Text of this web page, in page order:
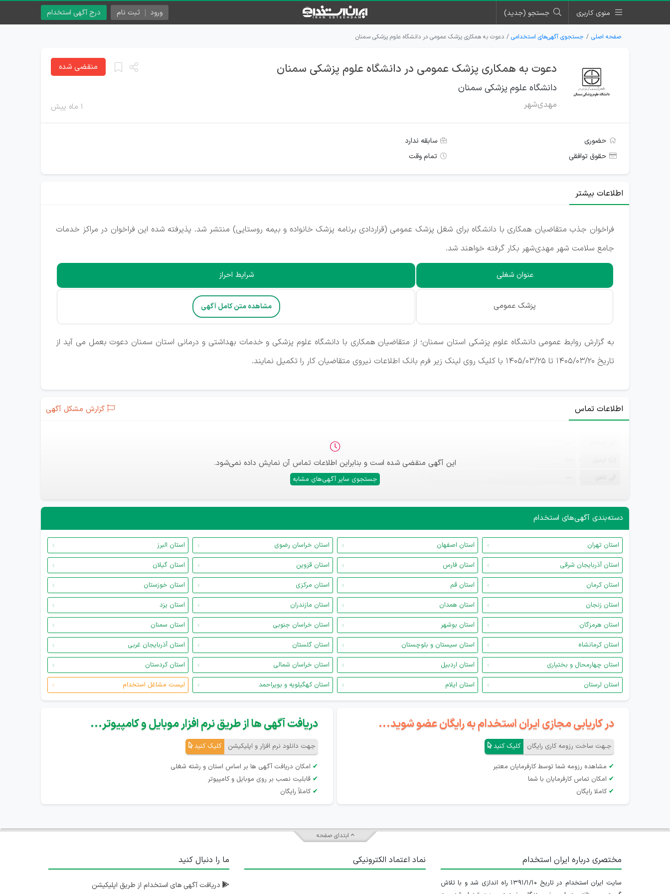
منوی کاربری جستجو (جدید) درج آگهی استخدام ورود ثبت نام
صفحه اصلی جستجوی آگهی‌های استخدامی دعوت به همکاری پزشک عمومی در دانشگاه علوم پزشکی سمنان
دعوت به همکاری پزشک عمومی در دانشگاه علوم پزشکی سمنان
دانشگاه علوم پزشکی سمنان
مهدی‌شهر ۱ ماه پیش
منقضی شده
حضوری
سابقه ندارد
حقوق توافقی
تمام وقت
اطلاعات بیشتر
فراخوان جذب متقاضیان همکاری با دانشگاه برای شغل پزشک عمومی (قراردادی برنامه پزشک خانواده و بیمه روستایی) منتشر شد. پذیرفته شده این فراخوان در مراکز خدمات
جامع سلامت شهر مهدی‌شهر بکار گرفته خواهند شد.
عنوان شغلی شرایط احراز
پزشک عمومی مشاهده متن کامل آگهی
به گزارش روابط عمومی دانشگاه علوم پزشکی استان سمنان؛ از متقاضیان همکاری با دانشگاه علوم پزشکی و خدمات بهداشتی و درمانی استان سمنان دعوت بعمل می آید از
تاریخ 1405/03/20 تا 1405/03/25 با کلیک روی لینک زیر فرم بانک اطلاعات نیروی متقاضیان کار را تکمیل نمایند.
اطلاعات تماس گزارش مشکل آگهی
این آگهی منقضی شده است و بنابراین اطلاعات تماس آن نمایش داده نمی‌شود.
جستجوی سایر آگهی‌های مشابه
دسته‌بندی آگهی‌های استخدام
استان تهران استان اصفهان استان خراسان رضوی
استان البرز
استان آذربایجان شرقی
استان فارس استان قزوین
استان گیلان
استان کرمان
استان قم استان مرکزی
استان خوزستان
استان زنجان
استان همدان استان مازندران
استان یزد
استان هرمزگان
استان بوشهر استان خراسان جنوبی
استان سمنان
استان کرمانشاه
استان سیستان و بلوچستان استان گلستان
استان آذربایجان غربی
استان چهارمحال و بختیاری
استان اردبیل استان خراسان شمالی
استان کردستان
استان لرستان
استان ایلام استان کهگیلویه و بویراحمد لیست مشاغل استخدام
در کاریابی مجازی ایران استخدام به رایگان عضو شوید...
جـهت ساخت رزومه کاری رایگان کلیک کنید
✔ مشاهده رزومه شما توسط کارفرمایان معتبر
✔ امکان تماس کارفرمایان با شما
✔ کاملا رایگان
دریافت آگهی ها از طریق نرم افزار موبایل و کامپیوتر...
جهت دانلود نرم افزار و اپلیکیشن کلیک کنید
✔ امکان دریافت آگهی ها بر اساس استان و رشته شغلی
✔ قابلیت نصب بر روی موبایل و کامپیوتر
✔ کاملاً رایگان
ابتدای صفحه
مختصری درباره ایران استخدام
سایت ایران استخدام در تاریخ ۱۳۹۱/۱/۱۰ راه اندازی شد و با تلاش
نماد اعتماد الکترونیکی ما را دنبال کنید
دریافت آگهی های استخدام از طریق اپلیکیشن